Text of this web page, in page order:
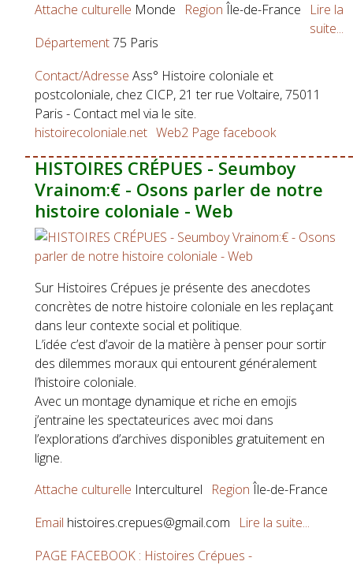
Attache culturelle Monde Region Île-de-France
Département75 Paris
Contact/Adresse Ass° Histoire coloniale et
postcoloniale, chez CICP, 21 ter rue Voltaire, 75011
Paris - Contact mel via le site.
histoirecoloniale.net Web2 Page facebook
Lire la
suite...
HISTOIRES CRÉPUES - Seumboy
Vrainom:€ - Osons parler de notre
histoire coloniale - Web
Sur Histoires Crépues je présente des anecdotes
concrètes de notre histoire coloniale en les replaçant
dans leur contexte social et politique.
L’idée c’est d’avoir de la matière à penser pour sortir
des dilemmes moraux qui entourent généralement
l’histoire coloniale.
Avec un montage dynamique et riche en emojis
j’entraine les spectateurices avec moi dans
l’explorations d’archives disponibles gratuitement en
ligne.
Attache culturelle Interculturel Region Île-de-France
Email histoires.crepues@gmail.com
PAGE FACEBOOK : Histoires Crépues -
Lire la suite...